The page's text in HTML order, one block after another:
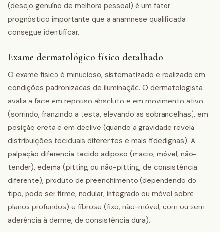
(desejo genuíno de melhora pessoal) é um fator
prognóstico importante que a anamnese qualificada
consegue identificar.
Exame dermatológico físico detalhado
O exame físico é minucioso, sistematizado e realizado em
condições padronizadas de iluminação. O dermatologista
avalia a face em repouso absoluto e em movimento ativo
(sorrindo, franzindo a testa, elevando as sobrancelhas), em
posição ereta e em declive (quando a gravidade revela
distribuições teciduais diferentes e mais fidedignas). A
palpação diferencia tecido adiposo (macio, móvel, não-
tender), edema (pitting ou não-pitting, de consistência
diferente), produto de preenchimento (dependendo do
tipo, pode ser firme, nodular, integrado ou móvel sobre
planos profundos) e fibrose (fixo, não-móvel, com ou sem
aderência à derme, de consistência dura).